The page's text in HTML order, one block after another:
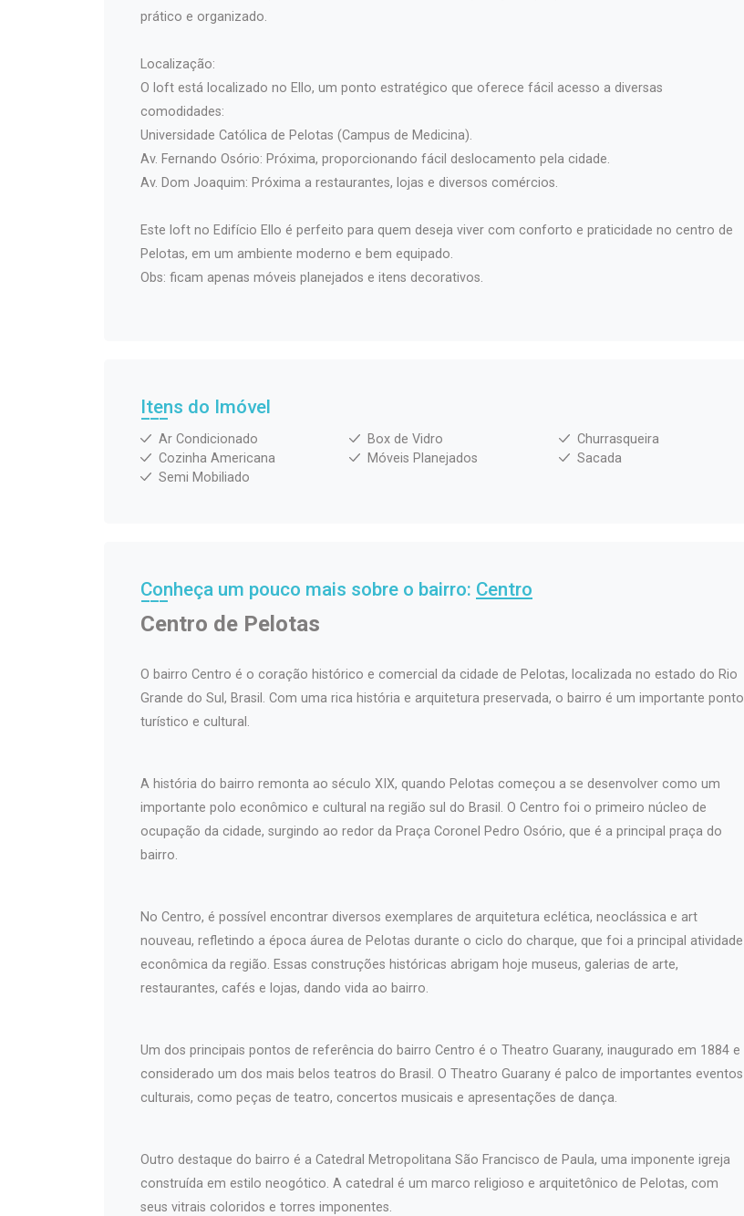
prático e organizado.
Localização:
O loft está localizado no Ello, um ponto estratégico que oferece fácil acesso a diversas
comodidades:
Universidade Católica de Pelotas (Campus de Medicina).
Av. Fernando Osório: Próxima, proporcionando fácil deslocamento pela cidade.
Av. Dom Joaquim: Próxima a restaurantes, lojas e diversos comércios.
Este loft no Edifício Ello é perfeito para quem deseja viver com conforto e praticidade no centro de
Pelotas, em um ambiente moderno e bem equipado.
Obs: ficam apenas móveis planejados e itens decorativos.
Itens do Imóvel
Ar Condicionado Box de Vidro
Churrasqueira
Cozinha Americana
Móveis Planejados
Sacada
Semi Mobiliado
Conheça um pouco mais sobre o bairro: Centro
Centro de Pelotas
O bairro Centro é o coração histórico e comercial da cidade de Pelotas, localizada no estado do Rio
Grande do Sul, Brasil. Com uma rica história e arquitetura preservada, o bairro é um importante ponto
turístico e cultural.
A história do bairro remonta ao século XIX, quando Pelotas começou a se desenvolver como um
importante polo econômico e cultural na região sul do Brasil. O Centro foi o primeiro núcleo de
ocupação da cidade, surgindo ao redor da Praça Coronel Pedro Osório, que é a principal praça do
bairro.
No Centro, é possível encontrar diversos exemplares de arquitetura eclética, neoclássica e art
nouveau, refletindo a época áurea de Pelotas durante o ciclo do charque, que foi a principal atividade
econômica da região. Essas construções históricas abrigam hoje museus, galerias de arte,
restaurantes, cafés e lojas, dando vida ao bairro.
Um dos principais pontos de referência do bairro Centro é o Theatro Guarany, inaugurado em 1884 e
considerado um dos mais belos teatros do Brasil. O Theatro Guarany é palco de importantes eventos
culturais, como peças de teatro, concertos musicais e apresentações de dança.
Outro destaque do bairro é a Catedral Metropolitana São Francisco de Paula, uma imponente igreja
construída em estilo neogótico. A catedral é um marco religioso e arquitetônico de Pelotas, com
seus vitrais coloridos e torres imponentes.